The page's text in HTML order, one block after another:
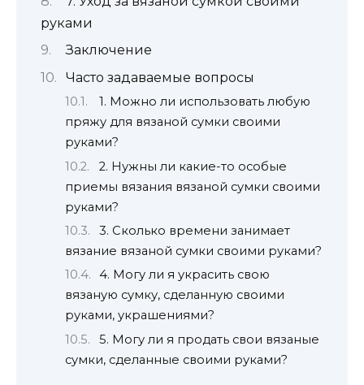
руками
Заключение
Часто задаваемые вопросы
1. Можно ли использовать любую
пряжу для вязаной сумки своими
руками?
2. Нужны ли какие-то особые
приемы вязания вязаной сумки своими
руками?
3. Сколько времени занимает
вязание вязаной сумки своими руками?
4. Могу ли я украсить свою
вязаную сумку, сделанную своими
руками, украшениями?
5. Могу ли я продать свои вязаные
сумки, сделанные своими руками?